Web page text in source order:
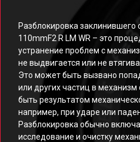
Разблокировка заклинившего
110mmF2 R LM WR – это
устранение проблем с
не выдвигается или не
Это может быть вызвано
или других частиц в
быть результатом
например, при ударе или
Разблокировка обычно
исследование и очистку